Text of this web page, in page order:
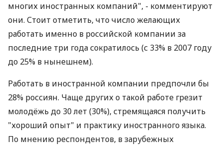
многих иностранных компаний", - комментируют
они. Стоит отметить, что число желающих
работать именно в российской компании за
последние три года сократилось (с 33% в 2007 году
до 25% в нынешнем).
Работать в иностранной компании предпочли бы
28% россиян. Чаще других о такой работе грезит
молодёжь до 30 лет (30%), стремящаяся получить
"хороший опыт" и практику иностранного языка.
По мнению респондентов, в зарубежных